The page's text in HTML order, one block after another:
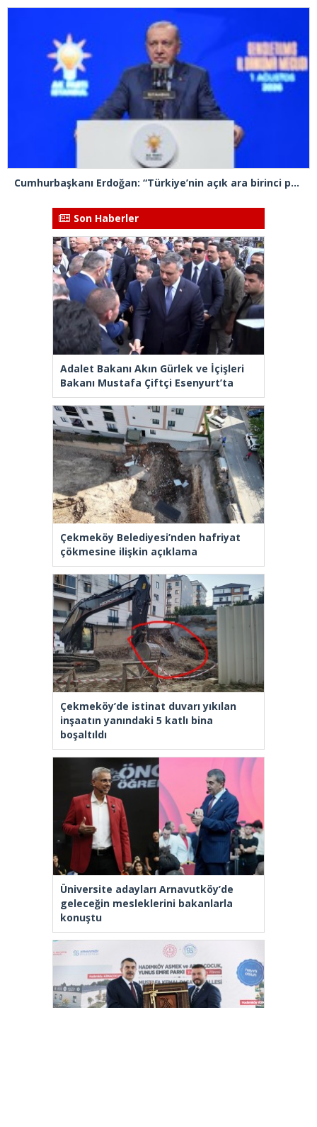
Cumhurbaşkanı Erdoğan: “Türkiye’nin açık ara birinci partisiyiz”
Son Haberler
Adalet Bakanı Akın Gürlek ve İçişleri
Bakanı Mustafa Çiftçi Esenyurt’ta
Çekmeköy Belediyesi’nden hafriyat
çökmesine ilişkin açıklama
Çekmeköy’de istinat duvarı yıkılan
inşaatın yanındaki 5 katlı bina
boşaltıldı
Üniversite adayları Arnavutköy’de
geleceğin mesleklerini bakanlarla
konuştu